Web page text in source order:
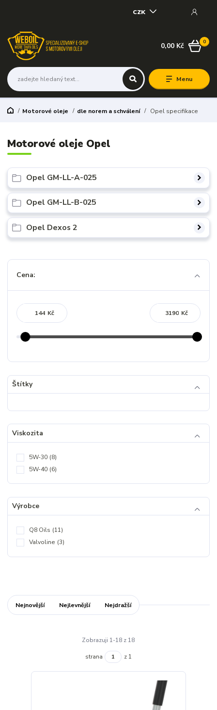
Menu
CZK
0
0,00 Kč
Motorové oleje dle norem a schválení Opel specifikace
Motorové oleje Opel
Opel GM-LL-A-025
Opel GM-LL-B-025
Opel Dexos 2
Cena:
Kč Kč
Štítky
Viskozita
5W-30 (8)
5W-40 (6)
Výrobce
Q8 Oils (11)
Valvoline (3)
Nejnovější Nejlevnější Nejdražší
Zobrazuji 1-18 z 18
strana z 1